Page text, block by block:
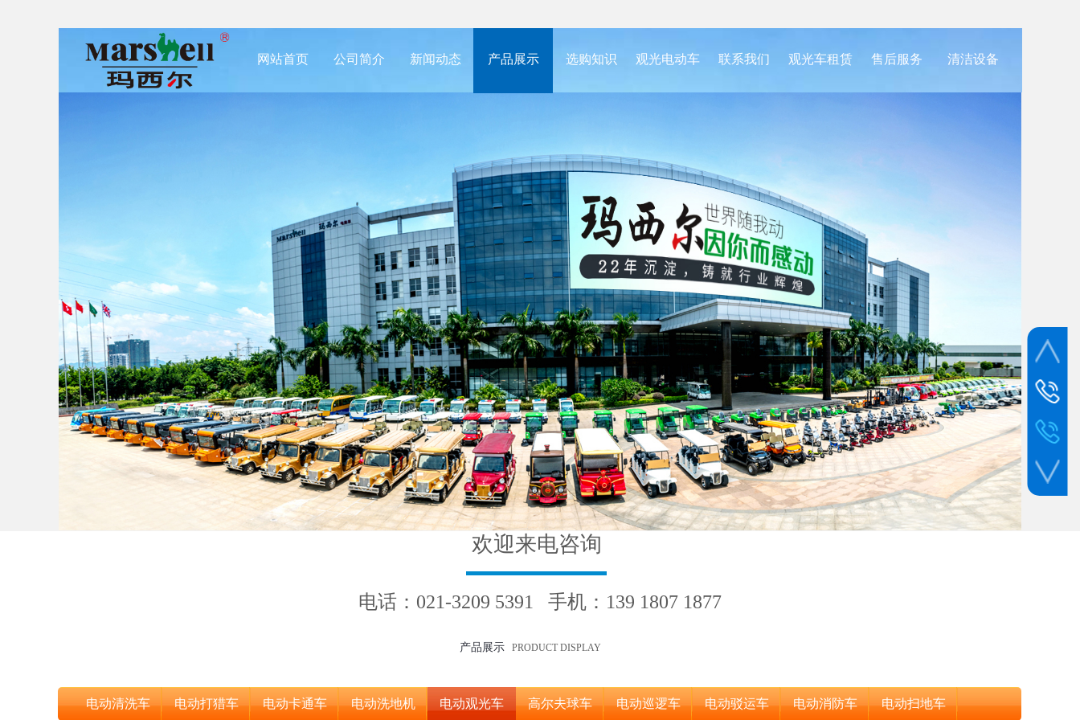
网站首页 公司简介 新闻动态 产品展示 选购知识 观光电动车 联系我们 观光车租赁 售后服务 清洁设备
欢迎来电咨询
电话：021-3209 5391 手机：139 1807 1877
产品展示PRODUCT DISPLAY
电动清洗车 电动打猎车 电动卡通车 电动洗地机 电动观光车 高尔夫球车 电动巡逻车 电动驳运车 电动消防车 电动扫地车
销售热线
售后服务